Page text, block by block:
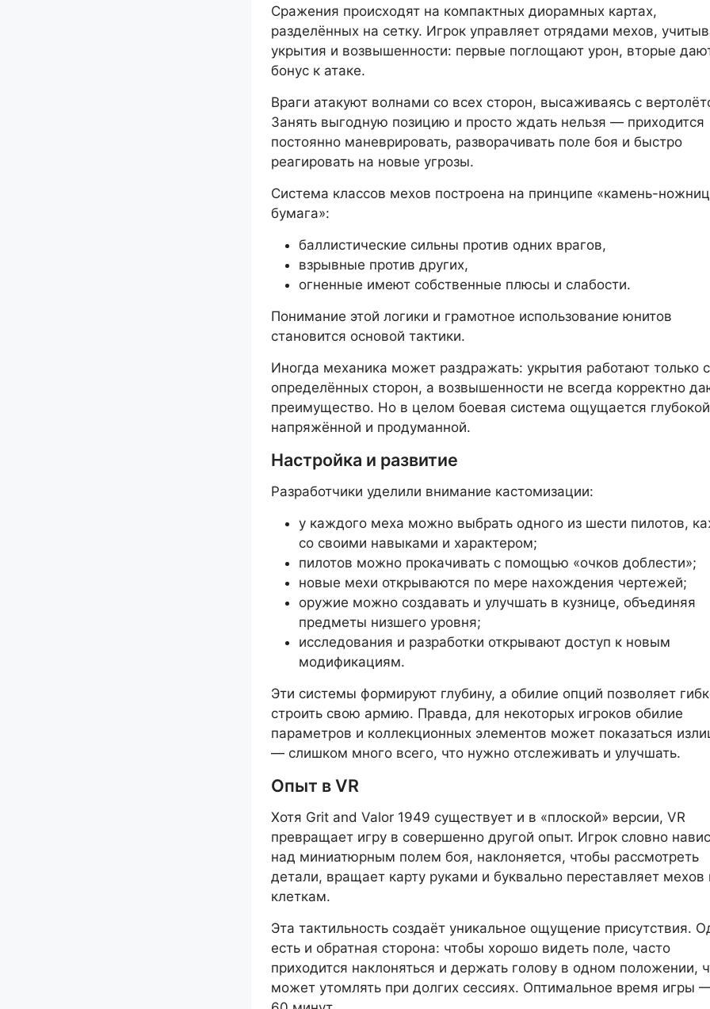
Сражения происходят на компактных диорамных картах,
разделённых на сетку. Игрок управляет отрядами мехов,
укрытия и возвышенности: первые поглощают урон, вторые
бонус к атаке.
Враги атакуют волнами со всех сторон, высаживаясь с
Занять выгодную позицию и просто ждать нельзя — приходится
постоянно маневрировать, разворачивать поле боя и быстро
реагировать на новые угрозы.
Система классов мехов построена на принципе «камень-
бумага»:
баллистические сильны против одних врагов,
взрывные против других,
огненные имеют собственные плюсы и слабости.
Понимание этой логики и грамотное использование юнитов
становится основой тактики.
Иногда механика может раздражать: укрытия работают только с
определённых сторон, а возвышенности не всегда корректно
преимущество. Но в целом боевая система ощущается
напряжённой и продуманной.
Настройка и развитие
Разработчики уделили внимание кастомизации:
у каждого меха можно выбрать одного из шести пилотов,
со своими навыками и характером;
пилотов можно прокачивать с помощью «очков доблести»;
новые мехи открываются по мере нахождения чертежей;
оружие можно создавать и улучшать в кузнице, объединяя
предметы низшего уровня;
исследования и разработки открывают доступ к новым
модификациям.
Эти системы формируют глубину, а обилие опций позволяет
строить свою армию. Правда, для некоторых игроков обилие
параметров и коллекционных элементов может показаться
— слишком много всего, что нужно отслеживать и улучшать.
Опыт в VR
Хотя Grit and Valor 1949 существует и в «плоской» версии, VR
превращает игру в совершенно другой опыт. Игрок словно
над миниатюрным полем боя, наклоняется, чтобы рассмотреть
детали, вращает карту руками и буквально переставляет мехов
клеткам.
Эта тактильность создаёт уникальное ощущение присутствия.
есть и обратная сторона: чтобы хорошо видеть поле, часто
приходится наклоняться и держать голову в одном положении,
может утомлять при долгих сессиях. Оптимальное время игры